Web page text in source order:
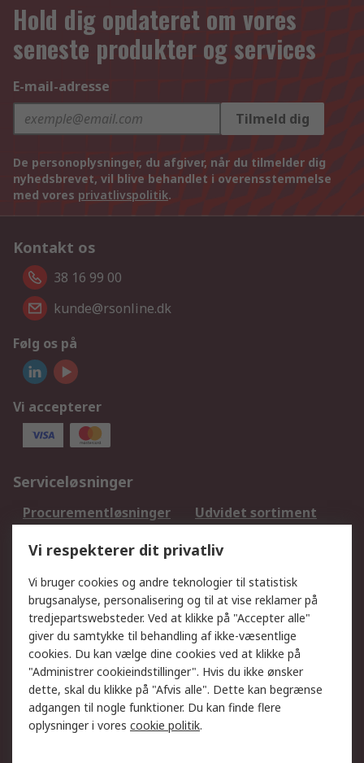
Hold dig opdateret om vores
seneste produkter og services
E-mail-adresse
Tilmeld dig
De personoplysninger, du afgiver, når du tilmelder dig
nyhedsbrevet, vil blive behandlet i overensstemmelse
med vores privatlivspolitik.
Kontakt os
38 16 99 00
kunde@rsonline.dk
Følg os på
Vi accepterer
Serviceløsninger
Procurementløsninger
Udvidet sortiment
DesignSpark
Teknisk Support
Dit lokale salgsteam
Eksportløsninger
Support
Få hjælp
Returnering
Levering
Spor min ordre
Fakturakopi
Betalingsmuligheder
Fordele med Mit RS
Okdo
Vi respekterer dit privatliv
Vi bruger cookies og andre teknologier til statistisk
brugsanalyse, personalisering og til at vise reklamer på
tredjepartswebsteder. Ved at klikke på "Accepter alle"
giver du samtykke til behandling af ikke-væsentlige
cookies. Du kan vælge dine cookies ved at klikke på
"Administrer cookieindstillinger". Hvis du ikke ønsker
dette, skal du klikke på "Afvis alle". Dette kan begrænse
adgangen til nogle funktioner. Du kan finde flere
oplysninger i vores cookie politik.